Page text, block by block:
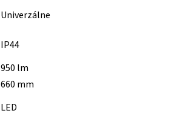
Univerzálne
IP44
950 lm
660 mm
LED